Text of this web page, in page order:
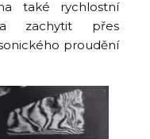
také rychlostní
zachytit přes
proudění